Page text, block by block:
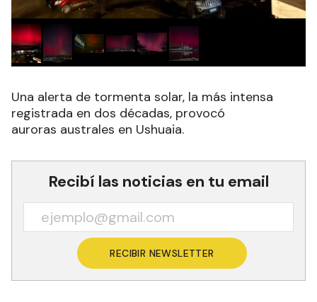
Una alerta de tormenta solar, la más intensa
registrada en dos décadas, provocó
auroras australes en Ushuaia.
Recibí las noticias en tu email
RECIBIR NEWSLETTER